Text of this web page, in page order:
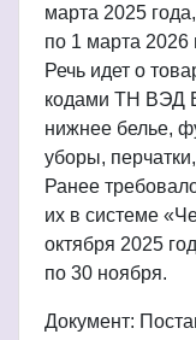
марта 2025
по 1 марта 2026
Речь идет о
кодами ТН ВЭД
нижнее белье,
уборы,
Ранее
их в системе
октября 2025
по 30 ноября.
Документ: